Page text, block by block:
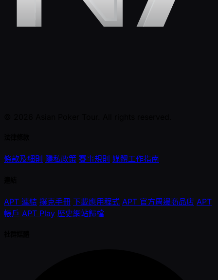
條款及細則 隱私政策 賽事規則 媒體工作指南
APT 連結 撲克手冊 下載應用程式 APT 官方周邊商品店 APT
帳戶 APT Play 歷史網站歸檔